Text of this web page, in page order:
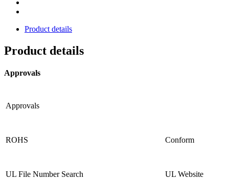
Product details
Product details
Approvals
Approvals
ROHS Conform
UL File Number Search UL Website